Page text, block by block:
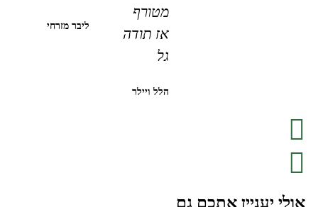
מטורף
אז תודה
גל
הלל ויילר
ליבר מזרחי
אולי יעניין אתכם גם